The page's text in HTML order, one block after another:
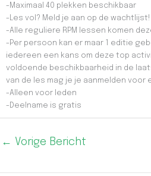
-Maximaal 40 plekken beschikbaar
-Les vol? Meld je aan op de wachtlijst!
-Alle reguliere RPM lessen komen
-Per persoon kan er maar 1 editie
iedereen een kans om deze top
voldoende beschikbaarheid in de
van de les mag je je aanmelden
-Alleen voor leden
-Deelname is gratis
← Vorige Bericht